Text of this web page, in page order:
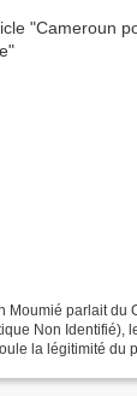
Moumié parlait du
Non Identifié),
la légitimité du